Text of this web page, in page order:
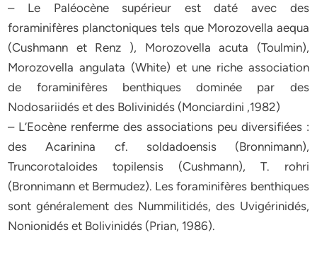
– Le Paléocène supérieur est daté avec des
foraminifères planctoniques tels que Morozovella aequa
(Cushmann et Renz ), Morozovella acuta (Toulmin),
Morozovella angulata (White) et une riche association
de foraminifères benthiques dominée par des
Nodosariidés et des Bolivinidés (Monciardini ,1982)
– L’Eocène renferme des associations peu diversifiées :
des Acarinina cf. soldadoensis (Bronnimann),
Truncorotaloides topilensis (Cushmann), T. rohri
(Bronnimann et Bermudez). Les foraminifères benthiques
sont généralement des Nummilitidés, des Uvigérinidés,
Nonionidés et Bolivinidés (Prian, 1986).